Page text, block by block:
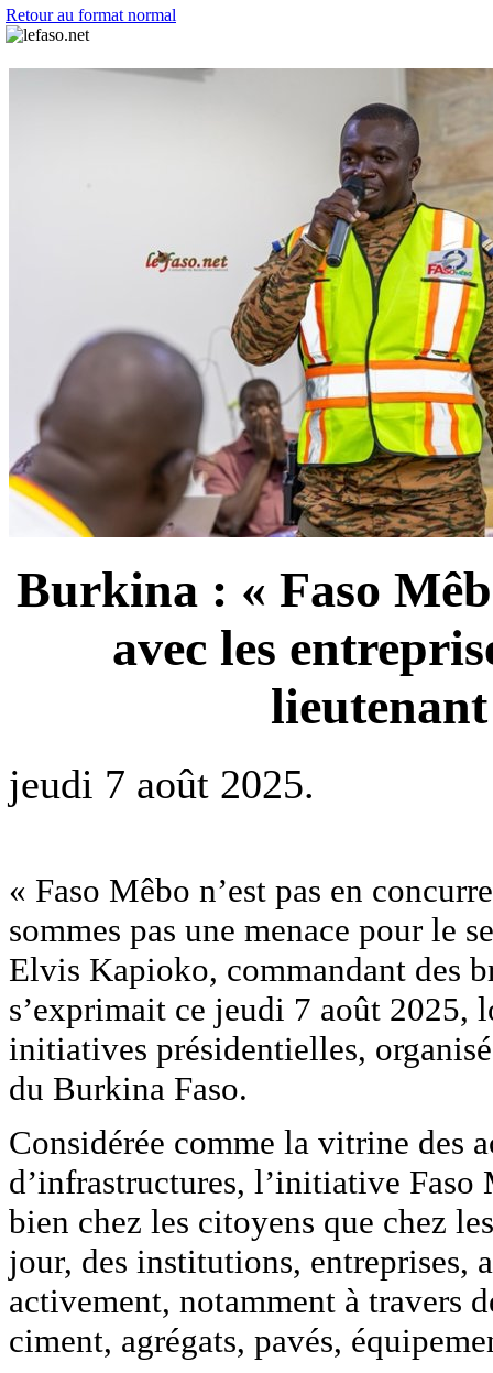
Retour au format normal
Burkina : « Faso
avec les
jeudi 7 août 2025.
« Faso Mêbo n’est pas en
sommes pas une menace pour le
Elvis Kapioko, commandant des
s’exprimait ce jeudi 7 août 2025,
initiatives présidentielles,
du Burkina Faso.
Considérée comme la vitrine des
d’infrastructures, l’initiative Faso
bien chez les citoyens que chez
jour, des institutions, entreprises,
activement, notamment à travers
ciment, agrégats, pavés,